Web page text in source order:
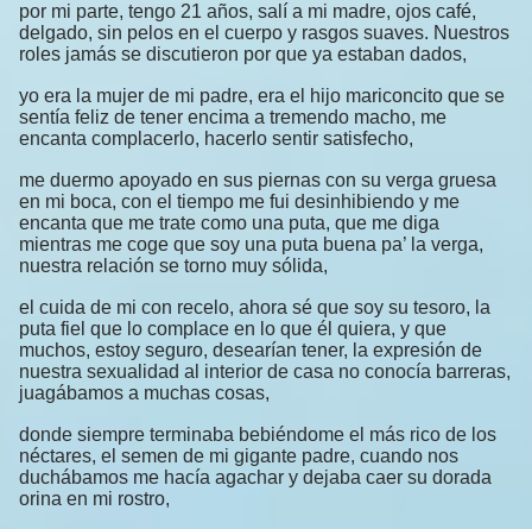
por mi parte, tengo 21 años, salí a mi madre, ojos café,
delgado, sin pelos en el cuerpo y rasgos suaves. Nuestros
roles jamás se discutieron por que ya estaban dados,
yo era la mujer de mi padre, era el hijo mariconcito que se
sentía feliz de tener encima a tremendo macho, me
encanta complacerlo, hacerlo sentir satisfecho,
me duermo apoyado en sus piernas con su verga gruesa
en mi boca, con el tiempo me fui desinhibiendo y me
encanta que me trate como una puta, que me diga
mientras me coge que soy una puta buena pa’ la verga,
nuestra relación se torno muy sólida,
el cuida de mi con recelo, ahora sé que soy su tesoro, la
puta fiel que lo complace en lo que él quiera, y que
muchos, estoy seguro, desearían tener, la expresión de
nuestra sexualidad al interior de casa no conocía barreras,
juagábamos a muchas cosas,
donde siempre terminaba bebiéndome el más rico de los
néctares, el semen de mi gigante padre, cuando nos
duchábamos me hacía agachar y dejaba caer su dorada
orina en mi rostro,